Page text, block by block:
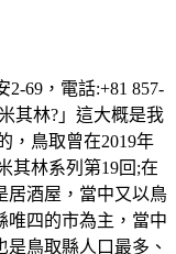
2-69，電話:+81 857-
其林?」這大概是我
，鳥取曾在2019年
其林系列第19回;在
居酒屋，當中又以鳥
唯四的市為主，當中
鳥取縣人口最多、